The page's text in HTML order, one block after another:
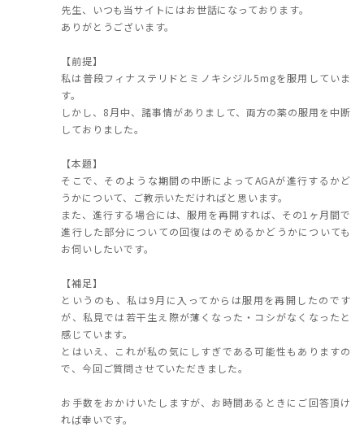
先生、いつも当サイトにはお世話になっております。
ありがとうございます。
【前提】
私は普段フィナステリドとミノキシジル5mgを服用していま
す。
しかし、8月中、諸事情がありまして、両方の薬の服用を中断
しておりました。
【本題】
そこで、そのような期間の中断によってAGAが進行するかど
うかについて、ご教示いただければと思います。
また、進行する場合には、服用を再開すれば、その1ヶ月間で
進行した部分についての回復はのぞめるかどうかについても
お伺いしたいです。
【補足】
というのも、私は9月に入ってからは服用を再開したのです
が、私見では若干生え際が薄くなった・コシがなくなったと
感じています。
とはいえ、これが私の気にしすぎである可能性もありますの
で、今回ご質問させていただきました。
お手数をおかけいたしますが、お時間あるときにご回答頂け
れば幸いです。